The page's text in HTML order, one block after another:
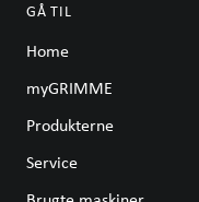
GÅ TIL
Home
myGRIMME
Produkterne
Service